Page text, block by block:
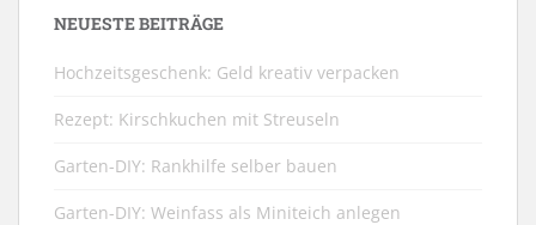
NEUESTE BEITRÄGE
Hochzeitsgeschenk: Geld kreativ verpacken
Rezept: Kirschkuchen mit Streuseln
Garten-DIY: Rankhilfe selber bauen
Garten-DIY: Weinfass als Miniteich anlegen